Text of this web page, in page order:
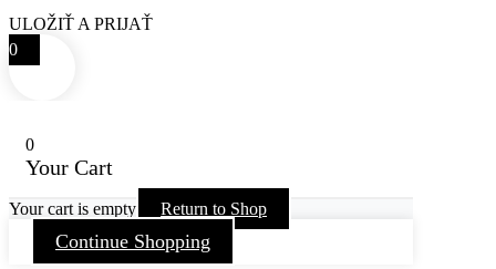
ULOŽIŤ A PRIJAŤ
0
0
Your Cart
Your cart is empty Return to Shop
Continue Shopping